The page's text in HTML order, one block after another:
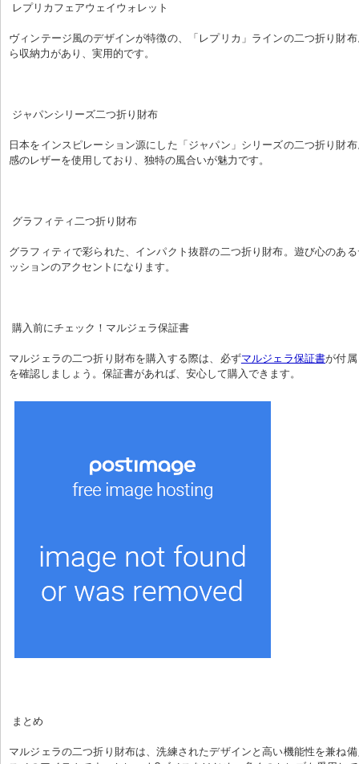
レプリカフェアウェイウォレット
ヴィンテージ風のデザインが特徴の、「レプリカ」ラインの二つ折り財
ら収納力があり、実用的です。
ジャパンシリーズ二つ折り財布
日本をインスピレーション源にした「ジャパン」シリーズの二つ折り財
感のレザーを使用しており、独特の風合いが魅力です。
グラフィティ二つ折り財布
グラフィティで彩られた、インパクト抜群の二つ折り財布。遊び心のあ
ッションのアクセントになります。
購入前にチェック！マルジェラ保証書
マルジェラの二つ折り財布を購入する際は、必ずマルジェラ保証書が付
を確認しましょう。保証書があれば、安心して購入できます。
まとめ
マルジェラの二つ折り財布は、洗練されたデザインと高い機能性を兼ね